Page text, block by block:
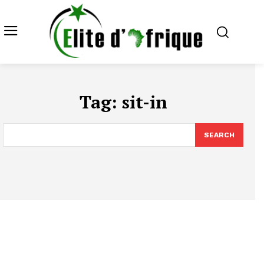
Tag: sit-in
SEARCH